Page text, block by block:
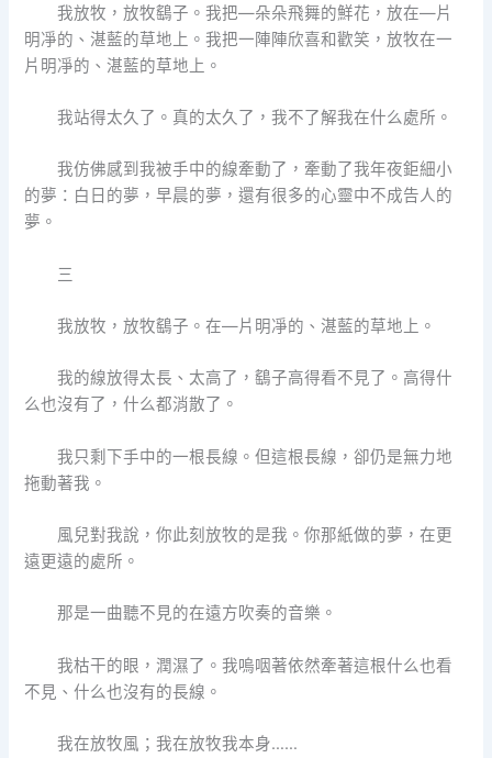
我放牧，放牧鷂子。我把—朵朵飛舞的鮮花，放在—片
明凈的、湛藍的草地上。我把一陣陣欣喜和歡笑，放牧在一
片明凈的、湛藍的草地上。
我站得太久了。真的太久了，我不了解我在什么處所。
我仿佛感到我被手中的線牽動了，牽動了我年夜鉅細小
的夢：白日的夢，早晨的夢，還有很多的心靈中不成告人的
夢。
三
我放牧，放牧鷂子。在—片明凈的、湛藍的草地上。
我的線放得太長、太高了，鷂子高得看不見了。高得什
么也沒有了，什么都消散了。
我只剩下手中的一根長線。但這根長線，卻仍是無力地
拖動著我。
風兒對我說，你此刻放牧的是我。你那紙做的夢，在更
遠更遠的處所。
那是一曲聽不見的在遠方吹奏的音樂。
我枯干的眼，潤濕了。我嗚咽著依然牽著這根什么也看
不見、什么也沒有的長線。
我在放牧風；我在放牧我本身……